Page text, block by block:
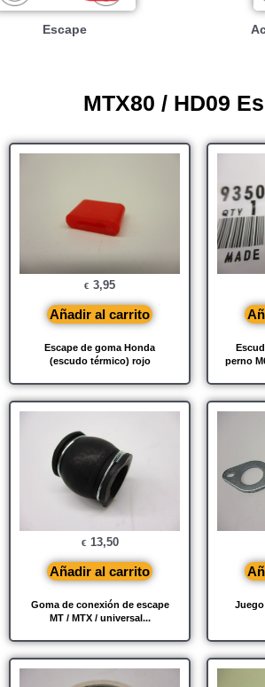
Escape
MTX80 / HD09
Escape de goma Honda
(escudo térmico) rojo
€ 3,95
Añadir al carrito
perno
Goma de conexión de escape
MT / MTX / universal...
€ 13,50
Añadir al carrito